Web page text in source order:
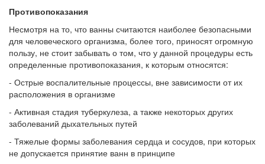
Противопоказания
Несмотря на то, что ванны считаются наиболее безопасными
для человеческого организма, более того, приносят огромную
пользу, не стоит забывать о том, что у данной процедуры есть
определенные противопоказания, к которым относятся:
- Острые воспалительные процессы, вне зависимости от их
расположения в организме
- Активная стадия туберкулеза, а также некоторых других
заболеваний дыхательных путей
- Тяжелые формы заболевания сердца и сосудов, при которых
не допускается принятие ванн в принципе